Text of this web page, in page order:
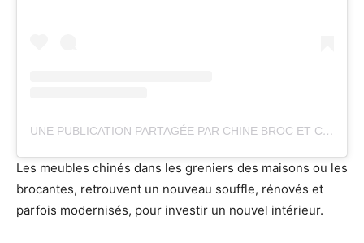
UNE PUBLICATION PARTAGÉE PAR CHINE BROC ET CIE BROCANTE EN LIGNE PRO (@CHINE.BROC.ETCIE)
Les meubles chinés dans les greniers des maisons ou les
brocantes, retrouvent un nouveau souffle, rénovés et
parfois modernisés, pour investir un nouvel intérieur.